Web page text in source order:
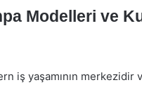
Modelleri ve
iş yaşamının merkezidir